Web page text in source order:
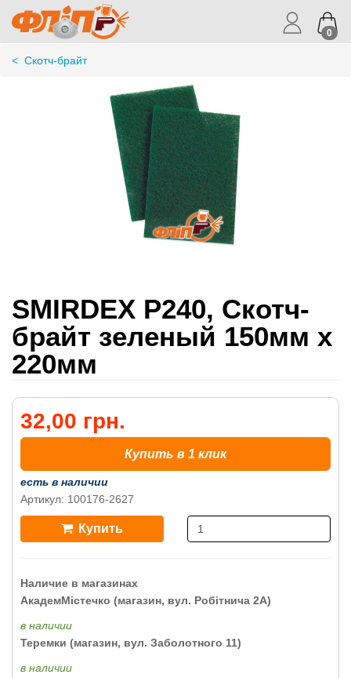
0
< Скотч-брайт
SMIRDEX P240, Скотч-
брайт зеленый 150мм х
220мм
32,00 грн.
Купить в 1 клик
есть в наличии
Артикул: 100176-2627
Купить
Наличие в магазинах
АкадемМістечко (магазин, вул. Робітнича 2А)
в наличии
Теремки (магазин, вул. Заболотного 11)
в наличии